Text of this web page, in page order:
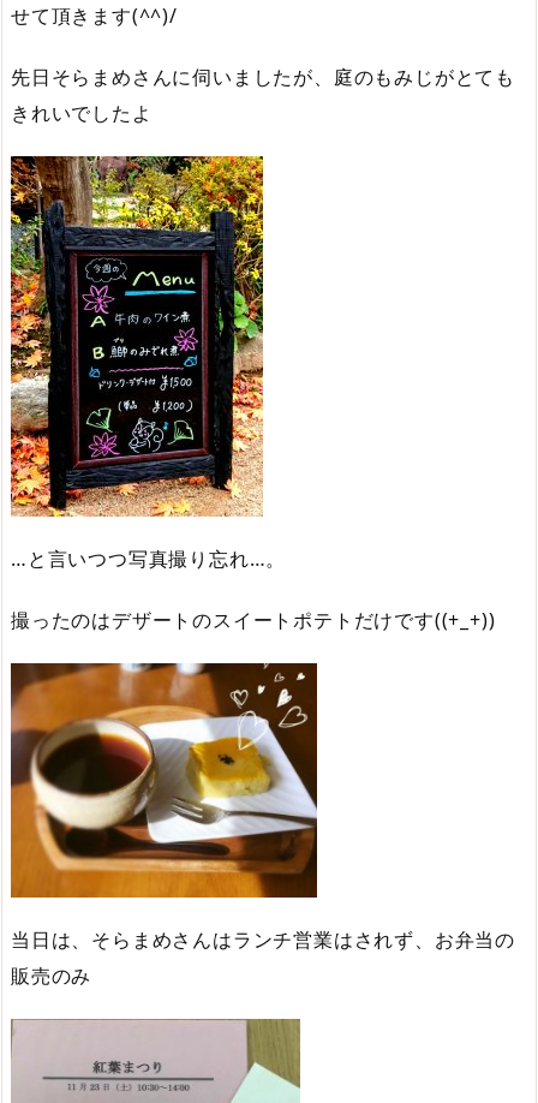
せて頂きます(^^)/
先日そらまめさんに伺いましたが、庭のもみじがとても
きれいでしたよ
…と言いつつ写真撮り忘れ…。
撮ったのはデザートのスイートポテトだけです((+_+))
当日は、そらまめさんはランチ営業はされず、お弁当の
販売のみ